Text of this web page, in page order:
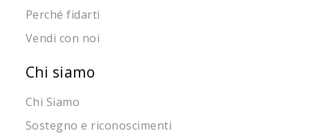
Perché fidarti
Vendi con noi
Chi siamo
Chi Siamo
Sostegno e riconoscimenti